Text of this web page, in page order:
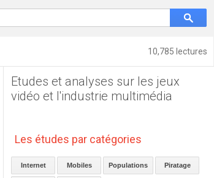
10,785 lectures
Etudes et analyses sur les jeux
vidéo et l'industrie multimédia
Les études par catégories
Internet Mobiles Populations Piratage